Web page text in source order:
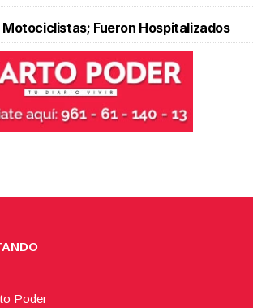
Motociclistas; Fueron Hospitalizados
Poder